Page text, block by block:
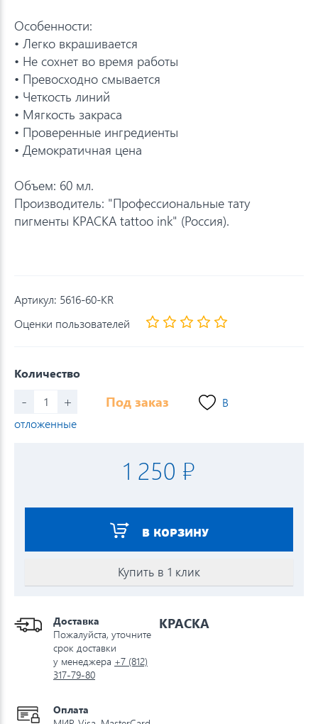
Особенности:
• Легко вкрашивается
• Не сохнет во время работы
• Превосходно смывается
• Четкость линий
• Мягкость закраса
• Проверенные ингредиенты
• Демократичная цена
Объем: 60 мл.
Производитель: "Профессиональные тату
пигменты КРАСКА tattoo ink" (Россия).
Артикул: 5616-60-KR
Оценки пользователей
Количество
- + Под заказ
В
отложенные
1 250 ₽
В КОРЗИНУ
Купить в 1 клик
Доставка
Пожалуйста, уточните
срок доставки
у менеджера +7 (812)
317-79-80
Оплата
КРАСКА